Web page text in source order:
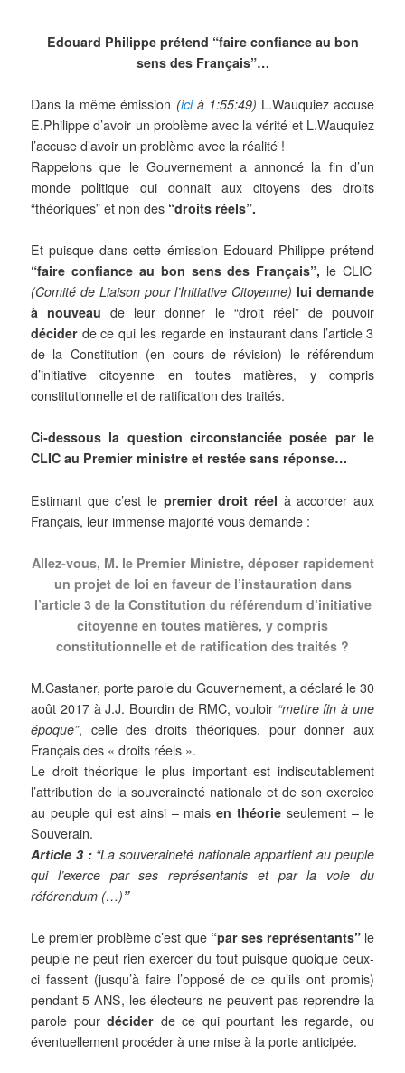
Edouard Philippe prétend “faire confiance au bon
sens des Français”…
Dans la même émission (icià 1:55:49) L.Wauquiez accuse
E.Philippe d’avoir un problème avec la vérité et L.Wauquiez
l’accuse d’avoir un problème avec la réalité !
Rappelons que le Gouvernement a annoncé la fin d’un
monde politique qui donnait aux citoyens des droits
“théoriques” et non des “droits réels”.
Et puisque dans cette émission Edouard Philippe prétend
“faire confiance au bon sens des Français”, le CLIC
(Comité de Liaison pour l’Initiative Citoyenne) lui demande
à nouveau de leur donner le “droit réel” de pouvoir
décider de ce qui les regarde en instaurant dans l’article 3
de la Constitution (en cours de révision) le référendum
d’initiative citoyenne en toutes matières, y compris
constitutionnelle et de ratification des traités.
Ci-dessous la question circonstanciée posée par le
CLIC au Premier ministre et restée sans réponse…
Estimant que c’est le premier droit réel à accorder aux
Français, leur immense majorité vous demande :
Allez-vous, M. le Premier Ministre, déposer rapidement
un projet de loi en faveur de l’instauration dans
l’article 3 de la Constitution du référendum d’initiative
citoyenne en toutes matières, y compris
constitutionnelle et de ratification des traités ?
M.Castaner, porte parole du Gouvernement, a déclaré le 30
août 2017 à J.J. Bourdin de RMC, vouloir “mettre fin à une
époque”, celle des droits théoriques, pour donner aux
Français des « droits réels ».
Le droit théorique le plus important est indiscutablement
l’attribution de la souveraineté nationale et de son exercice
au peuple qui est ainsi – maisen théorieseulement – le
Souverain.
Article 3 :“La souveraineté nationale appartient au peuple
qui l’exerce par ses représentants et par la voie du
référendum (…)”
Le premier problème c’est que “par ses représentants” le
peuple ne peut rien exercer du tout puisque quoique ceux-
ci fassent (jusqu’à faire l’opposé de ce qu’ils ont promis)
pendant 5 ANS, les électeurs ne peuvent pas reprendre la
parole pourdécider de ce qui pourtant les regarde, ou
éventuellement procéder à une mise à la porte anticipée.